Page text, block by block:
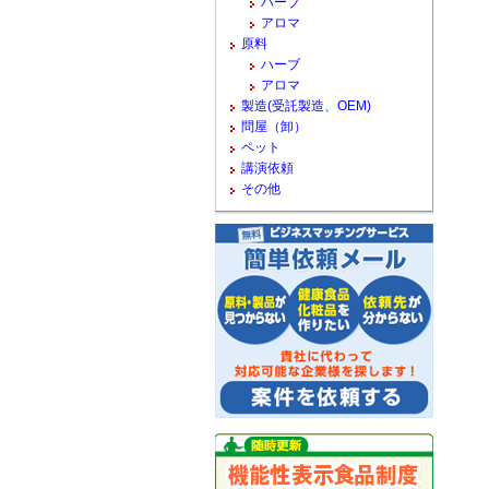
アロマ
原料
ハーブ
アロマ
製造(受託製造、OEM)
問屋（卸）
ペット
講演依頼
その他